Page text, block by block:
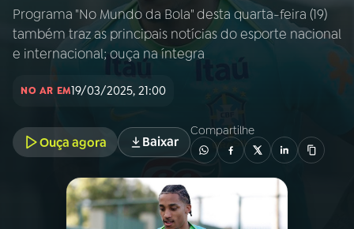
01 INÍCIO
02A RÁDIO
03PROGRAMAÇÃO
PROGRAMAS
Programa "No Mundo da Bola" desta quarta-feira (19)
também traz as principais notícias do esporte nacional
e internacional; ouça na íntegra
NO AR EM19/03/2025, 21:00
Ouça agora Baixar
Compartilhe